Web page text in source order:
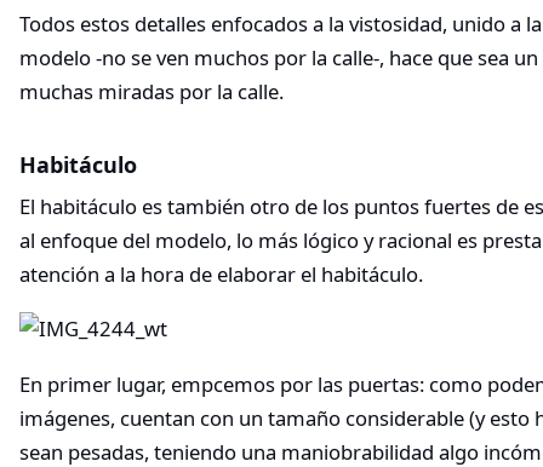
Todos estos detalles enfocados a la vistosidad, unido a
modelo -no se ven muchos por la calle-, hace que sea
muchas miradas por la calle.
Habitáculo
El habitáculo es también otro de los puntos fuertes de
al enfoque del modelo, lo más lógico y racional es
atención a la hora de elaborar el habitáculo.
En primer lugar, empcemos por las puertas: como
imágenes, cuentan con un tamaño considerable (y esto
sean pesadas, teniendo una maniobrabilidad algo